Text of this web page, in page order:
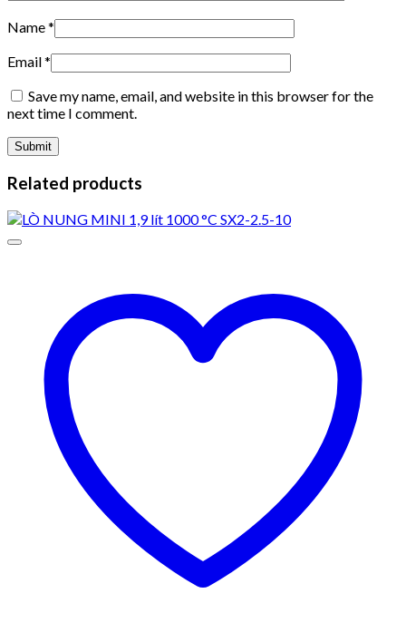
Name*
Email*
Save my name, email, and website in this browser for the
next time I comment.
Related products